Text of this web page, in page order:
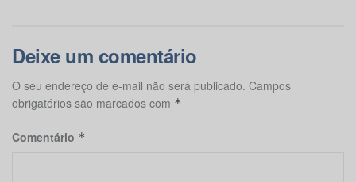
Deixe um comentário
O seu endereço de e-mail não será publicado. Campos
obrigatórios são marcados com *
Comentário *